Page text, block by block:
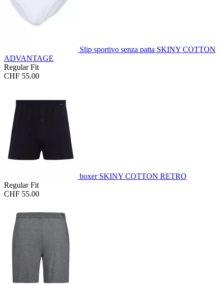
Slip sportivo senza patta SKINY COTTON
ADVANTAGE
Regular Fit
CHF 55.00
boxer SKINY COTTON RETRO
Regular Fit
CHF 55.00